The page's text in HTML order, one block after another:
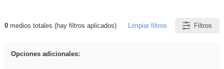
Resultados de: islamismo
0medios totales (hay filtros aplicados) Limpiar filtros Filtros
Opciones adicionales: